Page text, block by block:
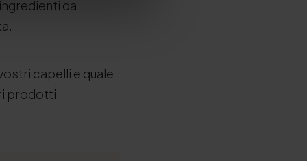
da
capelli e quale
prodotti.